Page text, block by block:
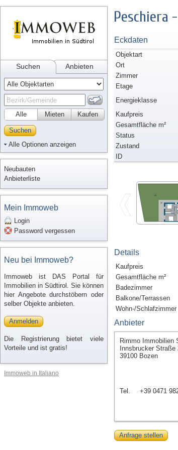
Suchen Anbieten
Alle Kaufen
Mieten
Suchen
Alle Optionen anzeigen
Neubauten
Anbieterliste
Mein Immoweb
Login
Password vergessen
Neu bei Immoweb?
Immoweb ist DAS Portal für
Immobilien in Südtirol. Sie können
hier Angebote durchstöbern oder
selber Objekte anbieten.
Anmelden
Die Registrierung bietet viele
Vorteile und ist gratis!
Immoweb in Italiano
Peschiera
Eckdaten
Objektart
Ort
Zimmer
Etage
Energieklasse
Kaufpreis
Gesamtfläche m²
Status
Zustand
ID
Details
Kaufpreis
Gesamtfläche m²
Badezimmer
Balkone/Terrassen
Wohn-/Schlafzimmer
Anbieter
Rimmo Immobilien
Innsbrucker Straße
39100 Bozen
Tel. +39 0471
Anfrage stellen